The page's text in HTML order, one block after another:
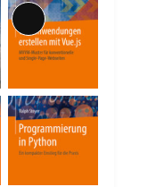
Lange
Beschreibung